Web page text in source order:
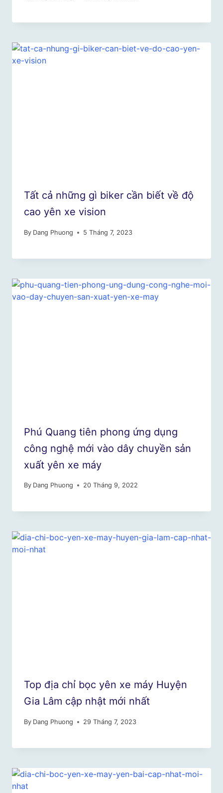
Tất cả những gì biker cần biết về độ
cao yên xe vision
By Dang Phuong 5 Tháng 7, 2023
Phú Quang tiên phong ứng dụng
công nghệ mới vào dây chuyền sản
xuất yên xe máy
By Dang Phuong 20 Tháng 9, 2022
Top địa chỉ bọc yên xe máy Huyện
Gia Lâm cập nhật mới nhất
By Dang Phuong 29 Tháng 7, 2023